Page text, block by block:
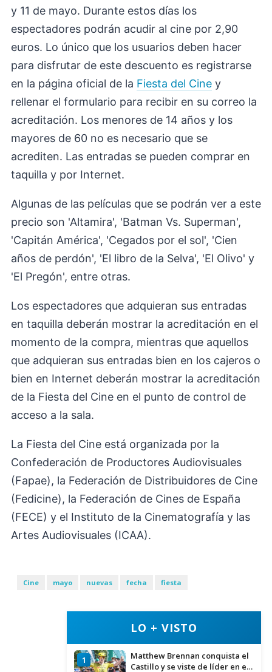
y 11 de mayo. Durante estos días los
espectadores podrán acudir al cine por 2,90
euros. Lo único que los usuarios deben hacer
para disfrutar de este descuento es registrarse
en la página oficial de la Fiesta del Cine y
rellenar el formulario para recibir en su correo la
acreditación. Los menores de 14 años y los
mayores de 60 no es necesario que se
acrediten. Las entradas se pueden comprar en
taquilla y por Internet.
Algunas de las películas que se podrán ver a este
precio son 'Altamira', 'Batman Vs. Superman',
'Capitán América', 'Cegados por el sol', 'Cien
años de perdón', 'El libro de la Selva', 'El Olivo' y
'El Pregón', entre otras.
Los espectadores que adquieran sus entradas
en taquilla deberán mostrar la acreditación en el
momento de la compra, mientras que aquellos
que adquieran sus entradas bien en los cajeros o
bien en Internet deberán mostrar la acreditación
de la Fiesta del Cine en el punto de control de
acceso a la sala.
La Fiesta del Cine está organizada por la
Confederación de Productores Audiovisuales
(Fapae), la Federación de Distribuidores de Cine
(Fedicine), la Federación de Cines de España
(FECE) y el Instituto de la Cinematografía y las
Artes Audiovisuales (ICAA).
Cine mayo nuevas fecha fiesta
LO + VISTO
1
Matthew Brennan conquista el
Castillo y se viste de líder en el